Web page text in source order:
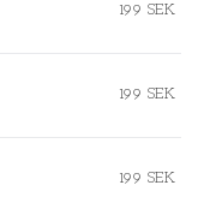
199 SEK
199 SEK
199 SEK